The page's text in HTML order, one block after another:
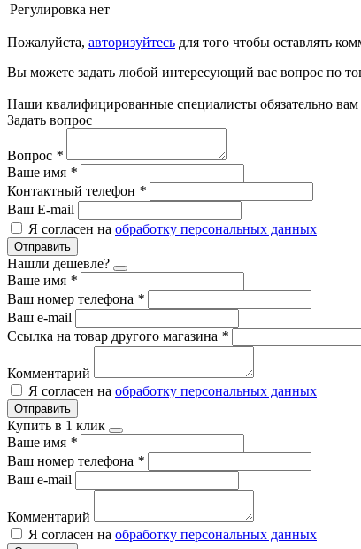
Регулировка нет
Пожалуйста, авторизуйтесь для того чтобы оставлять
Вы можете задать любой интересующий вас вопрос по
Наши квалифицированные специалисты обязательно вам
Задать вопрос
Вопрос *
Ваше имя *
Контактный телефон *
Ваш E-mail
Я согласен на обработку персональных данных
Отправить
Нашли дешевле?
Ваше имя *
Ваш номер телефона *
Ваш e-mail
Ссылка на товар другого магазина *
Комментарий
Я согласен на обработку персональных данных
Отправить
Купить в 1 клик
Ваше имя *
Ваш номер телефона *
Ваш e-mail
Комментарий
Я согласен на обработку персональных данных